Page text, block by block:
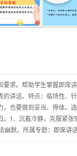
要求。帮助学生掌握即席
的讲话。特点：临场性、
，也要做到妥当、得体。
。1．沉着冷静，克服紧
默。所属专题： 即席讲